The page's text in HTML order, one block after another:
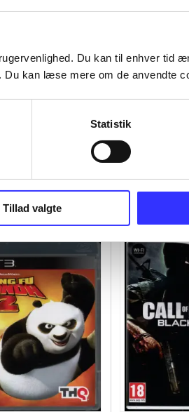
Du kan til enhver tid
kan læse mere om de anvendte
Statistik
Tillad valgte